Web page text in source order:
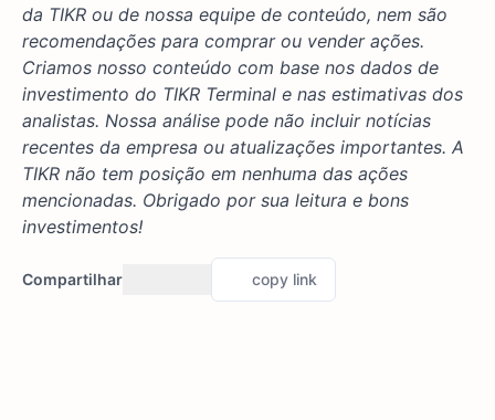
da TIKR ou de nossa equipe de conteúdo, nem são
recomendações para comprar ou vender ações.
Criamos nosso conteúdo com base nos dados de
investimento do TIKR Terminal e nas estimativas dos
analistas. Nossa análise pode não incluir notícias
recentes da empresa ou atualizações importantes. A
TIKR não tem posição em nenhuma das ações
mencionadas. Obrigado por sua leitura e bons
investimentos!
Compartilhar copy link